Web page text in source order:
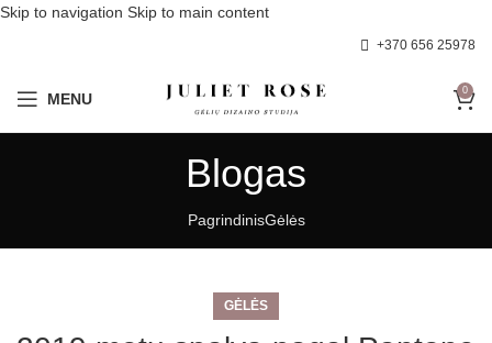
Skip to navigation Skip to main content
+370 656 25978
MENU 0
Blogas
PagrindinisGėlės
GĖLĖS